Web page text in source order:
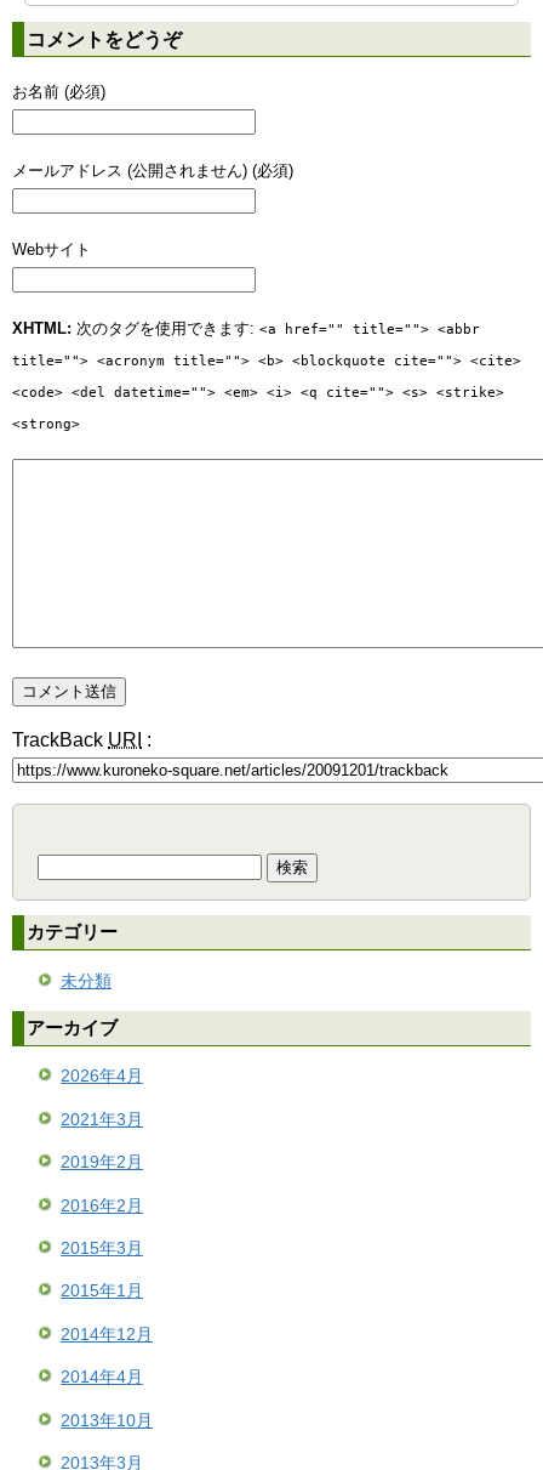
コメントをどうぞ
お名前 (必須)
メールアドレス (公開されません) (必須)
Webサイト
XHTML: 次のタグを使用できます: <a href="" title=""> <abbr
title=""> <acronym title=""> <b> <blockquote cite=""> <cite>
<code> <del datetime=""> <em> <i> <q cite=""> <s> <strike>
<strong>
TrackBack URI :
カテゴリー
未分類
アーカイブ
2026年4月
2021年3月
2019年2月
2016年2月
2015年3月
2015年1月
2014年12月
2014年4月
2013年10月
2013年3月